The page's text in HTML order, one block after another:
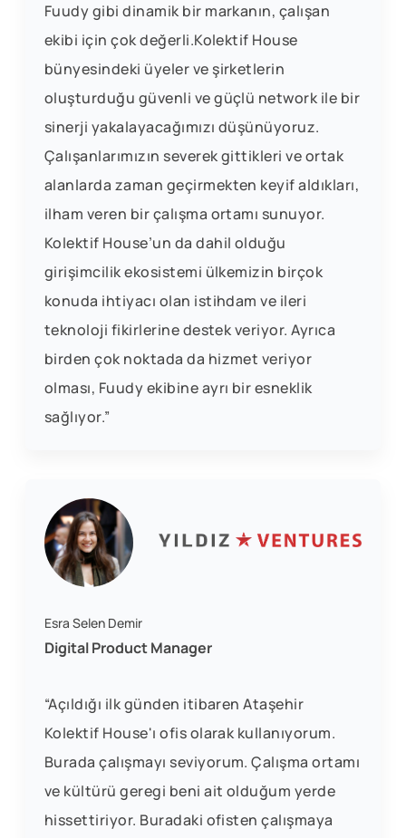
Fuudy gibi dinamik bir markanın, çalışan
ekibi için çok değerli.Kolektif House
bünyesindeki üyeler ve şirketlerin
oluşturduğu güvenli ve güçlü network ile bir
sinerji yakalayacağımızı düşünüyoruz.
Çalışanlarımızın severek gittikleri ve ortak
alanlarda zaman geçirmekten keyif aldıkları,
ilham veren bir çalışma ortamı sunuyor.
Kolektif House’un da dahil olduğu
girişimcilik ekosistemi ülkemizin birçok
konuda ihtiyacı olan istihdam ve ileri
teknoloji fikirlerine destek veriyor. Ayrıca
birden çok noktada da hizmet veriyor
olması, Fuudy ekibine ayrı bir esneklik
sağlıyor.”
Esra Selen Demir
Digital Product Manager
“Açıldığı ilk günden itibaren Ataşehir
Kolektif House'ı ofis olarak kullanıyorum.
Burada çalışmayı seviyorum. Çalışma ortamı
ve kültürü geregi beni ait olduğum yerde
hissettiriyor. Buradaki ofisten çalışmaya